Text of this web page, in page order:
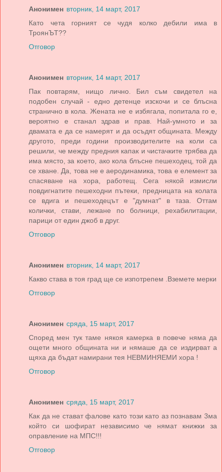
Анонимен вторник, 14 март, 2017
Като чета горният се чудя колко дебили има в
ТроянЪТ??
Отговор
Анонимен вторник, 14 март, 2017
Пак повтарям, нищо лично. Бил съм свидетел на
подобен случай - едно детенце изскочи и се блъсна
странично в кола. Жената не е избягала, попитала го е,
вероятно е станал здрав и прав. Най-умното и за
двамата е да се намерят и да осъдят общината. Между
другото, преди години производителите на коли са
решили, че между предния капак и чистачките трябва да
има място, за което, ако кола блъсне пешеходец, той да
се хване. Да, това не е аеродинамика, това е елемент за
спасяване на хора, работещ. Сега някой измисли
повдигнатите пешеходни пътеки, предницата на колата
се вдига и пешеходецът е "думнат" в таза. Оттам
колички, стави, лежане по болници, рехабилитации,
парици от един джоб в друг.
Отговор
Анонимен вторник, 14 март, 2017
Какво става в тоя град ще се изпотрепем .Вземете мерки
Отговор
Анонимен сряда, 15 март, 2017
Според мен тук таме някоя камерка в повече няма да
ощети много общината ни и нямаше да се издирват а
щяха да бъдат намирани тея НЕВМИНЯЕМИ хора !
Отговор
Анонимен сряда, 15 март, 2017
Как да не стават фалове като този като аз познавам 3ма
който си шофират независимо че нямат книжки за
оправление на МПС!!!
Отговор